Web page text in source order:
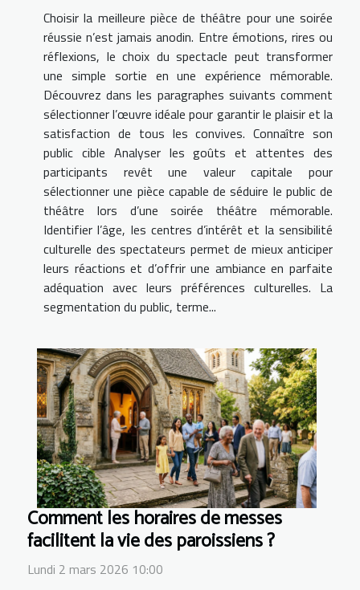
Choisir la meilleure pièce de théâtre pour une soirée
réussie n’est jamais anodin. Entre émotions, rires ou
réflexions, le choix du spectacle peut transformer
une simple sortie en une expérience mémorable.
Découvrez dans les paragraphes suivants comment
sélectionner l’œuvre idéale pour garantir le plaisir et la
satisfaction de tous les convives. Connaître son
public cible Analyser les goûts et attentes des
participants revêt une valeur capitale pour
sélectionner une pièce capable de séduire le public de
théâtre lors d’une soirée théâtre mémorable.
Identifier l’âge, les centres d’intérêt et la sensibilité
culturelle des spectateurs permet de mieux anticiper
leurs réactions et d’offrir une ambiance en parfaite
adéquation avec leurs préférences culturelles. La
segmentation du public, terme...
Comment les horaires de messes
facilitent la vie des paroissiens ?
Lundi 2 mars 2026 10:00